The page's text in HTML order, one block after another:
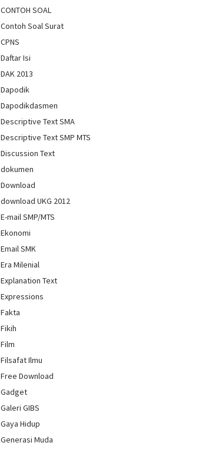
CONTOH SOAL
Contoh Soal Surat
CPNS
Daftar Isi
DAK 2013
Dapodik
Dapodikdasmen
Descriptive Text SMA
Descriptive Text SMP MTS
Discussion Text
dokumen
Download
download UKG 2012
E-mail SMP/MTS
Ekonomi
Email SMK
Era Milenial
Explanation Text
Expressions
Fakta
Fikih
Film
Filsafat Ilmu
Free Download
Gadget
Galeri GIBS
Gaya Hidup
Generasi Muda